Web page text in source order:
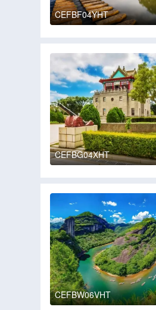
CEFBF04YHT
CEFBG04XHT
CEFBW06VHT